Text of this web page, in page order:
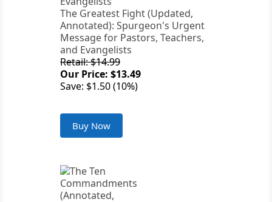
The Greatest Fight (Updated,
Annotated): Spurgeon's Urgent
Message for Pastors, Teachers,
and Evangelists
Retail: $14.99
Our Price: $13.49
Save: $1.50 (10%)
Buy Now